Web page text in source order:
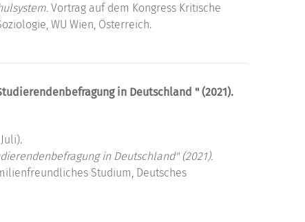
Vortrag auf dem Kongress Kritische
WU Wien, Österreich.
in Deutschland " (2021).
in Deutschland" (2021).
Studium, Deutsches